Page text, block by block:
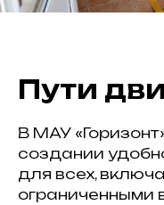
Пути
В МАУ
создании
для всех,
ограниченными